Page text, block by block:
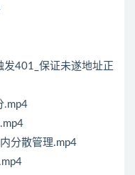
发401_保证未遂地址正
.mp4
分散管理.mp4